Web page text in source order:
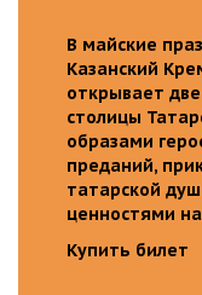
В майские
Казанский
открывает
столицы
образами
преданий,
татарской
ценностями
Купить билет